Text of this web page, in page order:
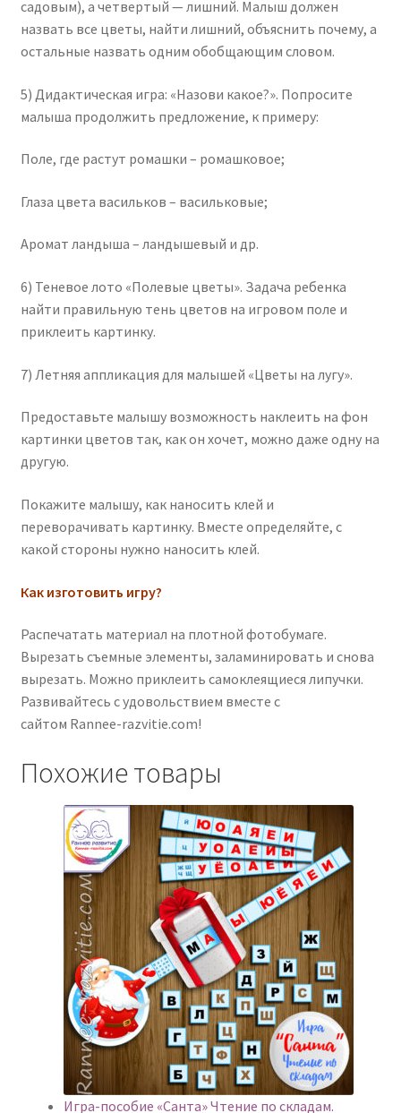
садовым), а четвертый — лишний. Малыш должен
назвать все цветы, найти лишний, объяснить почему, а
остальные назвать одним обобщающим словом.
5) Дидактическая игра: «Назови какое?». Попросите
малыша продолжить предложение, к примеру:
Поле, где растут ромашки – ромашковое;
Глаза цвета васильков – васильковые;
Аромат ландыша – ландышевый и др.
6) Теневое лото «Полевые цветы». Задача ребенка
найти правильную тень цветов на игровом поле и
приклеить картинку.
7) Летняя аппликация для малышей «Цветы на лугу».
Предоставьте малышу возможность наклеить на фон
картинки цветов так, как он хочет, можно даже одну на
другую.
Покажите малышу, как наносить клей и
переворачивать картинку. Вместе определяйте, с
какой стороны нужно наносить клей.
Как изготовить игру?
Распечатать материал на плотной фотобумаге.
Вырезать съемные элементы, заламинировать и снова
вырезать. Можно приклеить самоклеящиеся липучки.
Развивайтесь с удовольствием вместе с
сайтом Rannee-razvitie.com!
Похожие товары
Игра-пособие «Санта» Чтение по складам.